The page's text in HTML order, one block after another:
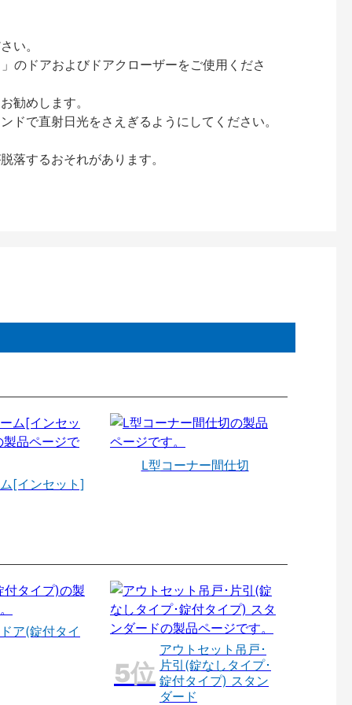
い。
のドアおよびドアクローザーをご使用くださ
勧めします。
で直射日光をさえぎるようにしてください。
するおそれがあります。
[インセット]
L型コーナー間仕切
ア(錠付タイ
アウトセット吊戸･
片引(錠なしタイプ･
錠付タイプ) スタン
ダード